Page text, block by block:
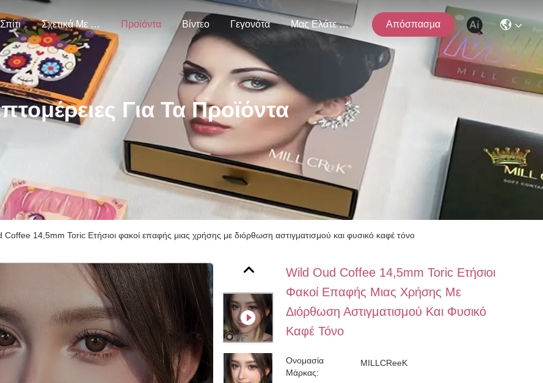
Σπίτι Σχετικά Με Εμάς Προϊόντα Βίντεο Γεγονότα Μας Ελάτε Σε Επαφή Με Απόσπασμα
Για Τα Προϊόντα
Coffee 14,5mm Toric Ετήσιοι φακοί επαφής μιας χρήσης με διόρθωση αστιγματισμού και φυσικό καφέ τόνο
Wild Oud Coffee 14,5mm Toric Ετήσιοι
Φακοί Επαφής Μιας Χρήσης Με
Διόρθωση Αστιγματισμού Και Φυσικό
Καφέ Τόνο
Ονομασία
Μάρκας:
MILLCReeK